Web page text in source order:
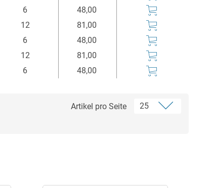
6
48,00
12
81,00
6
48,00
12
81,00
6 48,00
Artikel pro Seite